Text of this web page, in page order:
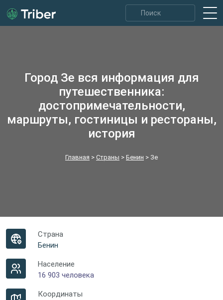
Город Зе вся информация для
путешественника:
достопримечательности,
маршруты, гостиницы и рестораны,
история
Главная > Страны > Бенин > Зе
Страна
Бенин
Население
16 903 человека
Координаты